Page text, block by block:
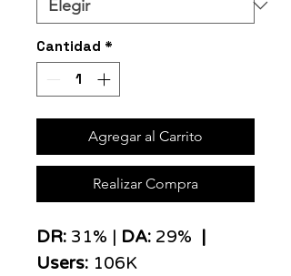
Cantidad *
Agregar al Carrito
Realizar Compra
​​​DR: 31% | DA: 29%
Users: 106K